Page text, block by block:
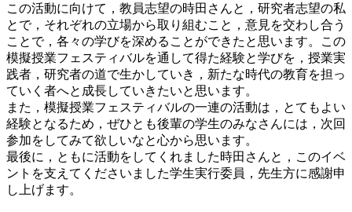
この活動に向けて，教員志望の時田さんと，研究者志望の私
とで，それぞれの立場から取り組むこと，意見を交わし合う
ことで，各々の学びを深めることができたと思います。この
模擬授業フェスティバルを通して得た経験と学びを，授業実
践者，研究者の道で生かしていき，新たな時代の教育を担っ
ていく者へと成長していきたいと思います。
また，模擬授業フェスティバルの一連の活動は，とてもよい
経験となるため，ぜひとも後輩の学生のみなさんには，次回
参加をしてみて欲しいなと心から思います。
最後に，ともに活動をしてくれました時田さんと，このイベ
ントを支えてくださいました学生実行委員，先生方に感謝申
し上げます。